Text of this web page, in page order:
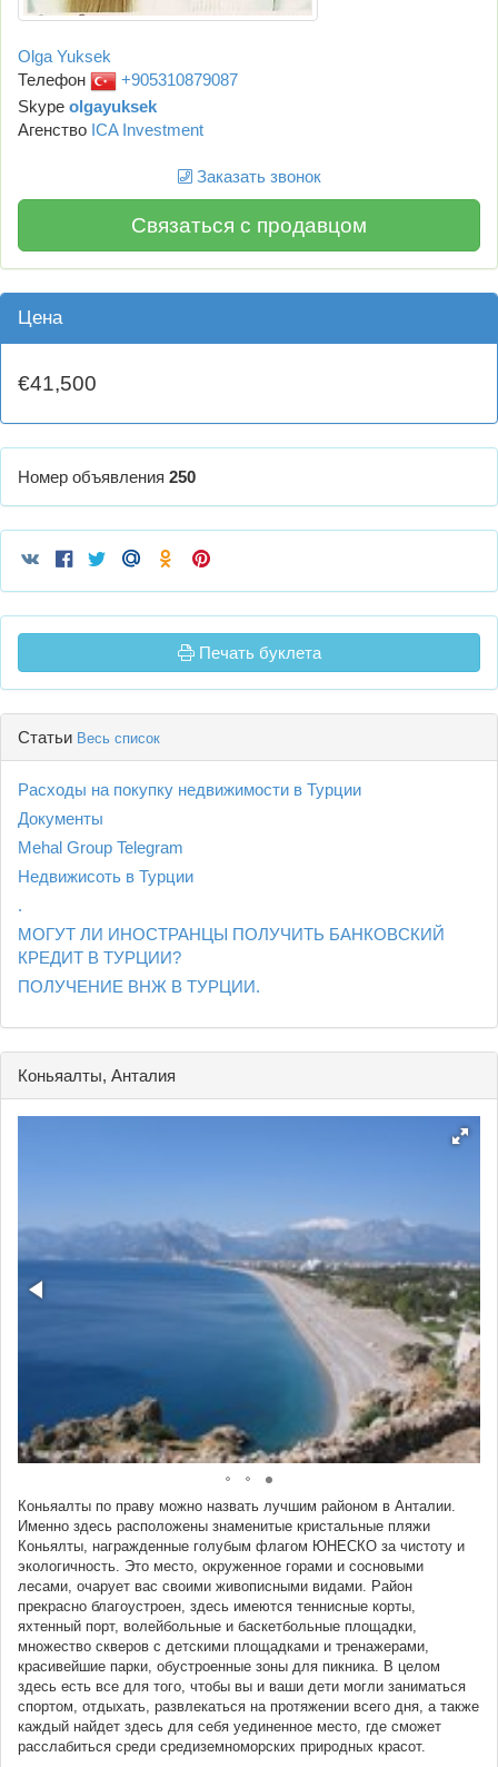
Olga Yuksek
Телефон
+905310879087
Skype olgayuksek
Агенство ICA Investment
Заказать звонок
Связаться с продавцом
Цена
€41,500
Номер объявления 250
Печать буклета
Статьи Весь список
Расходы на покупку недвижимости в Турции
Документы
Mehal Group Telegram
Недвижисоть в Турции
.
МОГУТ ЛИ ИНОСТРАНЦЫ ПОЛУЧИТЬ БАНКОВСКИЙ
КРЕДИТ В ТУРЦИИ?
ПОЛУЧЕНИЕ ВНЖ В ТУРЦИИ.
Коньяалты, Анталия
Коньяалты по праву можно назвать лучшим районом в Анталии.
Именно здесь расположены знаменитые кристальные пляжи
Коньялты, награжденные голубым флагом ЮНЕСКО за чистоту и
экологичность. Это место, окруженное горами и сосновыми
лесами, очарует вас своими живописными видами. Район
прекрасно благоустроен, здесь имеются теннисные корты,
яхтенный порт, волейбольные и баскетбольные площадки,
множество скверов с детскими площадками и тренажерами,
красивейшие парки, обустроенные зоны для пикника. В целом
здесь есть все для того, чтобы вы и ваши дети могли заниматься
спортом, отдыхать, развлекаться на протяжении всего дня, а также
каждый найдет здесь для себя уединенное место, где сможет
расслабиться среди средиземноморских природных красот.